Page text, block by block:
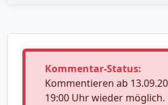
Kommentar-Status:
Kommentieren ab
19:00 Uhr wieder möglich.